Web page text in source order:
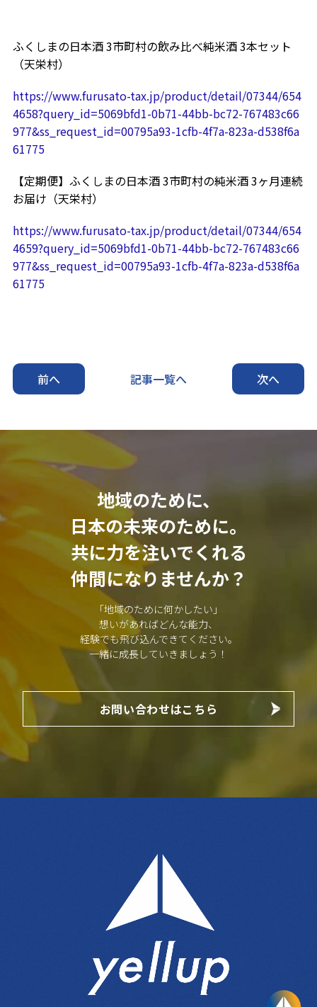
ふくしまの日本酒 3市町村の飲み比べ純米酒 3本セット
（天栄村）
https://www.furusato-tax.jp/product/detail/07344/654
4658?query_id=5069bfd1-0b71-44bb-bc72-767483c66
977&ss_request_id=00795a93-1cfb-4f7a-823a-d538f6a
61775
【定期便】ふくしまの日本酒 3市町村の純米酒 3ヶ月連続
お届け（天栄村）
https://www.furusato-tax.jp/product/detail/07344/654
4659?query_id=5069bfd1-0b71-44bb-bc72-767483c66
977&ss_request_id=00795a93-1cfb-4f7a-823a-d538f6a
61775
前へ 記事一覧へ 次へ
地域のために、
日本の未来のために。
共に力を注いでくれる
仲間になりませんか？
「地域のために何かしたい」
想いがあればどんな能力、
経験でも飛び込んできてください。
一緒に成長していきましょう！
お問い合わせはこちら